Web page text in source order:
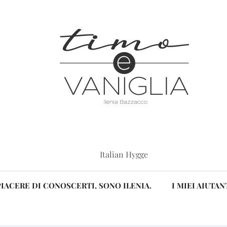
Italian Hygge
DI CONOSCERTI, SONO ILENIA. I MIEI